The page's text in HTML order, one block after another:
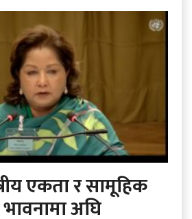
एकता र सामूहिक
अघि